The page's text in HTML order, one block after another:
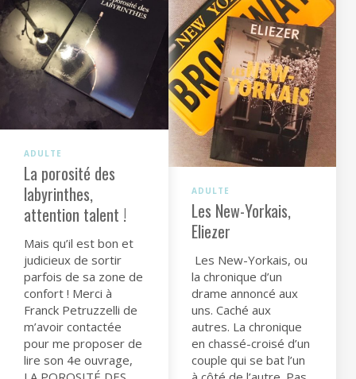
ADULTE
Les New-Yorkais,
Eliezer
Les New-Yorkais, ou
la chronique d’un
drame annoncé aux
uns. Caché aux
autres. La chronique
en chassé-croisé d’un
couple qui se bat l’un
ADULTE
La porosité des
labyrinthes,
attention talent !
Mais qu’il est bon et
judicieux de sortir
parfois de sa zone de
confort !⁣ Merci à
Franck Petruzzelli de
m’avoir contactée
pour me proposer de
lire son 4e ouvrage,